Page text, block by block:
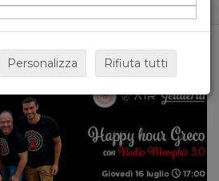
Personalizza Rifiuta tutti